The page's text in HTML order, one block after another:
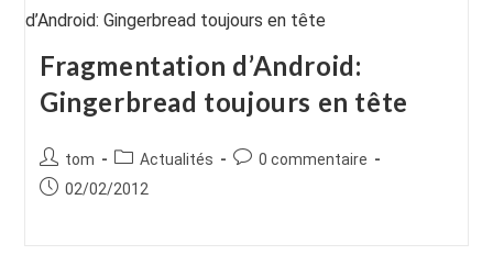
Fragmentation d’Android:
Gingerbread toujours en tête
Auteur/autrice
de
tom
Post
category:
Actualités
Commentaires
0 commentaire
Publication
02/02/2012